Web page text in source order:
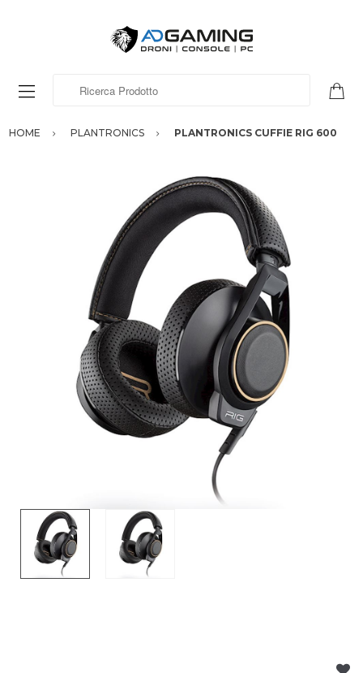
HOME PLANTRONICS PLANTRONICS CUFFIE RIG 600